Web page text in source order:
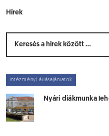
Hírek
Intézményi állásajánlatok
Nyári diákmunka